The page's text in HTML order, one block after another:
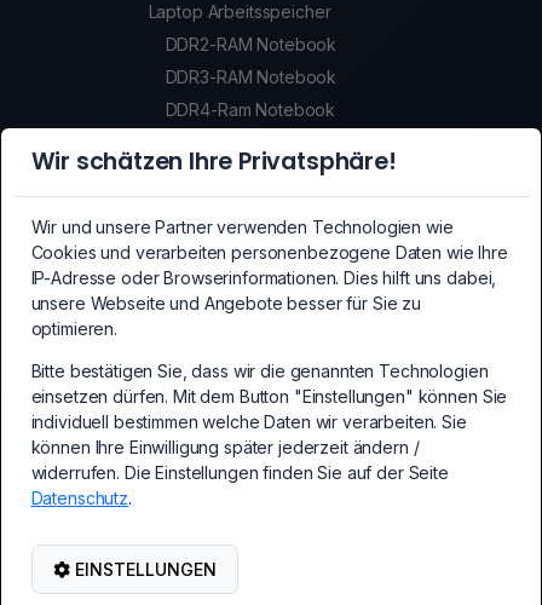
Laptop Arbeitsspeicher
DDR2-RAM Notebook
DDR3-RAM Notebook
DDR4-Ram Notebook
SSDs
Crypto-Mining Equipment
Crypto-Mining Equipment
Mainboards
PCI-Express Erweiterungskarten
PC Erweiterungskarten
Kabel und Adapter
Kabel und Adapter
Netzwerk-/WLAN Zubehör
Netzwerk-/WLAN Zubehör
Wir schätzen Ihre Privatsphäre!
Wir und unsere Partner verwenden Technologien wie
Cookies und verarbeiten personenbezogene Daten wie Ihre
IP-Adresse oder Browserinformationen. Dies hilft uns dabei,
unsere Webseite und Angebote besser für Sie zu
optimieren.
Bitte bestätigen Sie, dass wir die genannten Technologien
einsetzen dürfen. Mit dem Button "Einstellungen" können Sie
individuell bestimmen welche Daten wir verarbeiten. Sie
können Ihre Einwilligung später jederzeit ändern /
widerrufen. Die Einstellungen finden Sie auf der Seite
Datenschutz.
EINSTELLUNGEN